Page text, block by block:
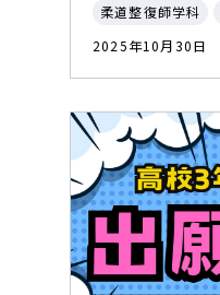
柔道整復師学科
2025年10月30日